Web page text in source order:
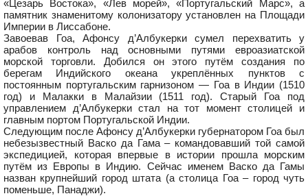
«Цезарь Востока», «Лев морей», «Португальский Марс», а
памятник знаменитому колонизатору установлен на Площади
Империи в Лиссабоне.
Завоевав Гоа, Афонсу д’Албукерки сумел перехватить у
арабов контроль над основными путями евроазиатской
морской торговли. Добился он этого путём создания по
берегам Индийского океана укреплённых пунктов с
постоянным португальским гарнизоном — Гоа в Индии (1510
год) и Малакки в Малайзии (1511 год). Старый Гоа под
управлением д’Албукерки стал на тот момент столицей и
главным портом Португальской Индии.
Следующим после Афонсу д’Албукерки губернатором Гоа был
небезызвестный Васко да Гама – командовавший той самой
экспедицией, которая впервые в истории прошла морским
путём из Европы в Индию. Сейчас именем Васко да Гамы
назван крупнейший город штата (а столица Гоа – город чуть
поменьше, Панаджи).